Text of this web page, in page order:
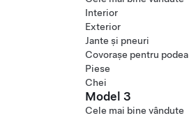
Interior
Exterior
Jante și pneuri
Covorașe pentru podea
Piese
Chei
Model 3
Cele mai bine vândute